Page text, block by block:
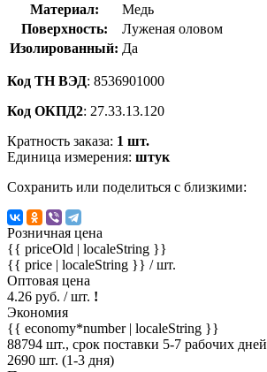
Материал:
Медь
Поверхность:
Луженая оловом
Изолированный: Да
Код ТН ВЭД: 8536901000
Код ОКПД2: 27.33.13.120
Кратность заказа: 1 шт.
Единица измерения: штук
Сохранить или поделиться с близкими:
Розничная цена
{{ priceOld | localeString }}
{{ price | localeString }} / шт.
Оптовая цена
4.26 руб. / шт. !
Экономия
{{ economy*number | localeString }}
88794 шт., срок поставки 5-7 рабочих дней
2690 шт. (1-3 дня)